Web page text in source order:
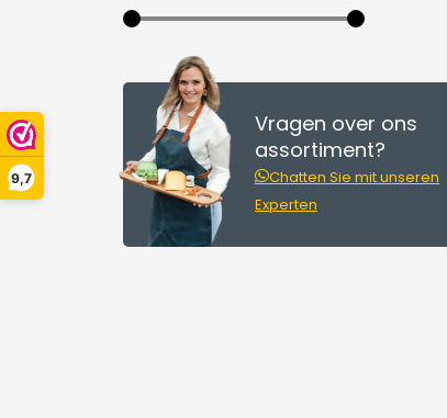
9,7
Vragen over ons
assortiment?
Chatten Sie mit unseren
Experten